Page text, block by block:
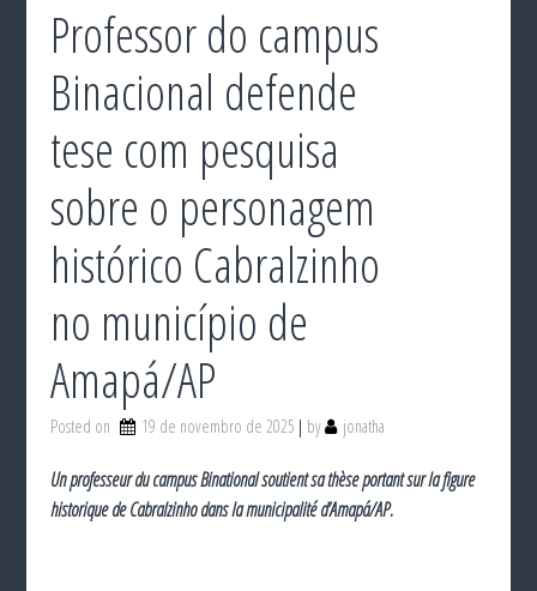
Professor do campus
Binacional defende
tese com pesquisa
sobre o personagem
histórico Cabralzinho
no município de
Amapá/AP
Posted on 19 de novembro de 2025 by jonatha
Un professeur du campus Binational soutient sa thèse portant sur la figure
historique de Cabralzinho dans la municipalité d’Amapá/AP.